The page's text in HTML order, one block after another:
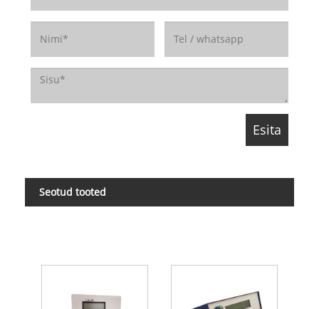
Seotud tooted